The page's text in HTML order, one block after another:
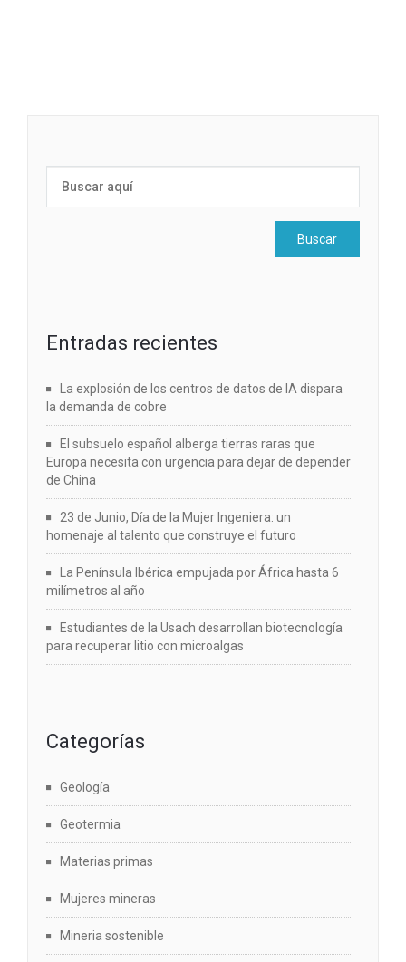
Entradas recientes
La explosión de los centros de datos de IA dispara
la demanda de cobre
El subsuelo español alberga tierras raras que
Europa necesita con urgencia para dejar de depender
de China
23 de Junio, Día de la Mujer Ingeniera: un
homenaje al talento que construye el futuro
La Península Ibérica empujada por África hasta 6
milímetros al año
Estudiantes de la Usach desarrollan biotecnología
para recuperar litio con microalgas
Categorías
Geología
Geotermia
Materias primas
Mujeres mineras
Mineria sostenible